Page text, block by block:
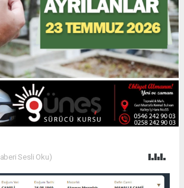
Sesli Oku)